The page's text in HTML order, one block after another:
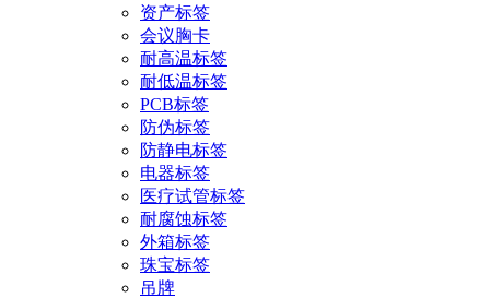
资产标签
会议胸卡
耐高温标签
耐低温标签
PCB标签
防伪标签
防静电标签
电器标签
医疗试管标签
耐腐蚀标签
外箱标签
珠宝标签
吊牌